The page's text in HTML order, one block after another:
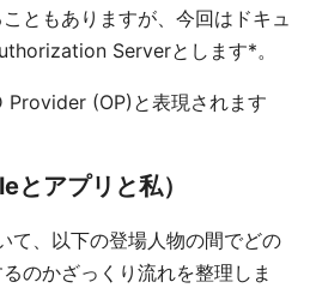
ともありますが、今回はドキュ
Serverとします*。
Provider (OP)と表現されます
とアプリと私）
て、以下の登場人物の間でどの
のかざっくり流れを整理しま